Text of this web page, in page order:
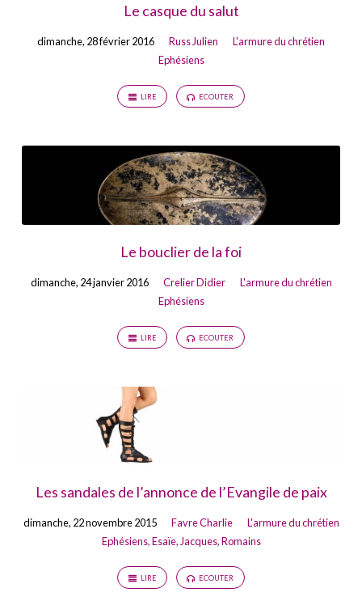
Le casque du salut
dimanche, 28 février 2016 Russ Julien
L'armure du chrétien
Ephésiens
LIRE ECOUTER
Le bouclier de la foi
dimanche, 24 janvier 2016 Crelier Didier
L'armure du chrétien
Ephésiens
LIRE ECOUTER
Les sandales de l’annonce de l’Evangile de paix
dimanche, 22 novembre 2015 Favre Charlie
L'armure du chrétien
Ephésiens,Esaïe, Jacques,Romains
LIRE ECOUTER